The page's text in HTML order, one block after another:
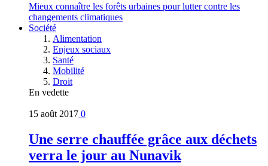
Mieux connaître les forêts urbaines pour lutter contre les
changements climatiques
Société
Alimentation
Enjeux sociaux
Santé
Mobilité
Droit
En vedette
15 août 2017 0
Une serre chauffée grâce aux déchets
verra le jour au Nunavik